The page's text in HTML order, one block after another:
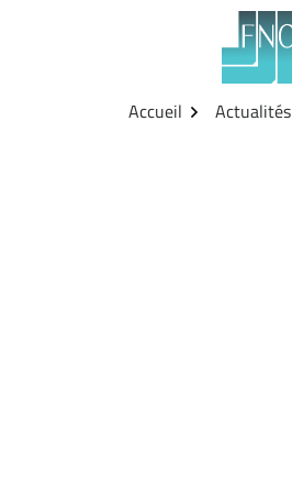
Accueil Actualités